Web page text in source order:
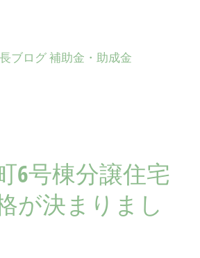
ブログ補助金・助成金
6号棟分譲住宅
が決まりまし